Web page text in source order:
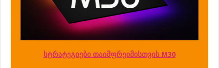
სტრატეგიები თაიმფრეიმისთვის M30